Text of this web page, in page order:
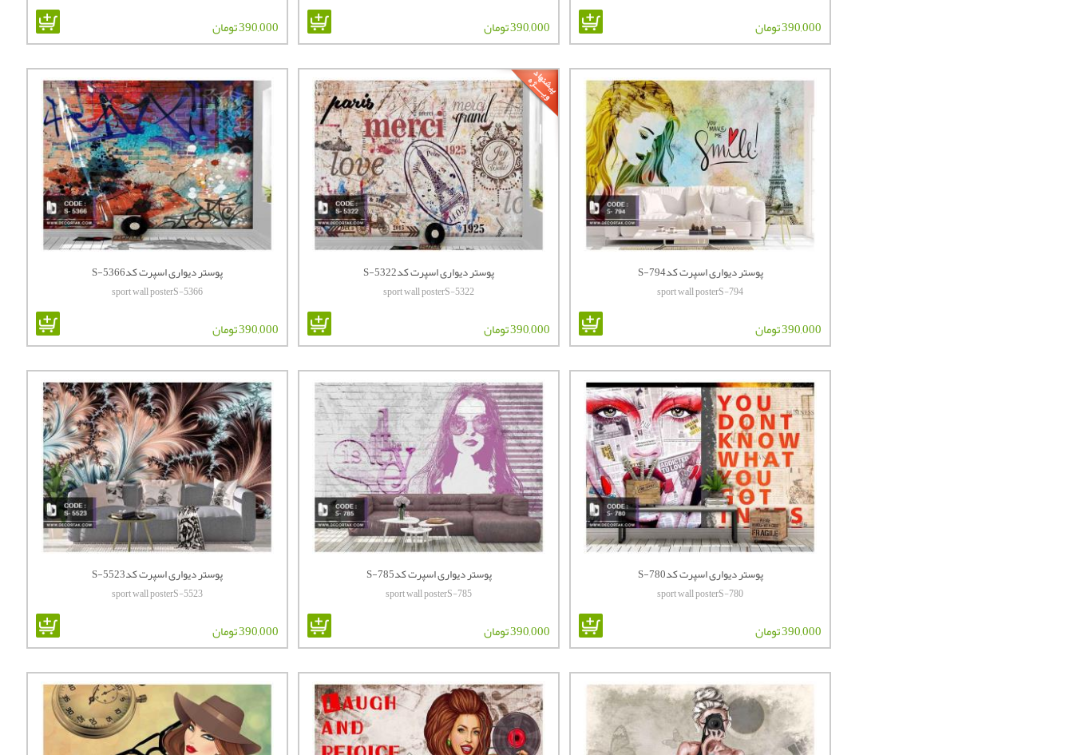
390,000 تومان 390,000 تومان 390,000 تومان
پوستر دیواری اسپرت کدS-794
sport wall posterS-794
390,000 تومان
پوستر دیواری اسپرت کدS-5322
sport wall posterS-5322
390,000 تومان
پوستر دیواری اسپرت کدS-5366
sport wall posterS-5366
390,000 تومان
پوستر دیواری اسپرت کدS-780
sport wall posterS-780
390,000 تومان
پوستر دیواری اسپرت کدS-785
sport wall posterS-785
390,000 تومان
پوستر دیواری اسپرت کدS-5523
sport wall posterS-5523
390,000 تومان